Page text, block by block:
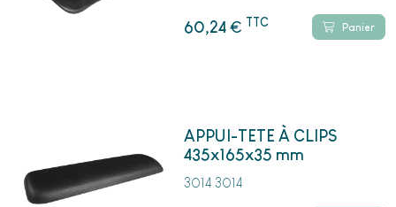
60,24€ TTC Panier
APPUI-TETE À CLIPS
435x165x35 mm
3014 3014